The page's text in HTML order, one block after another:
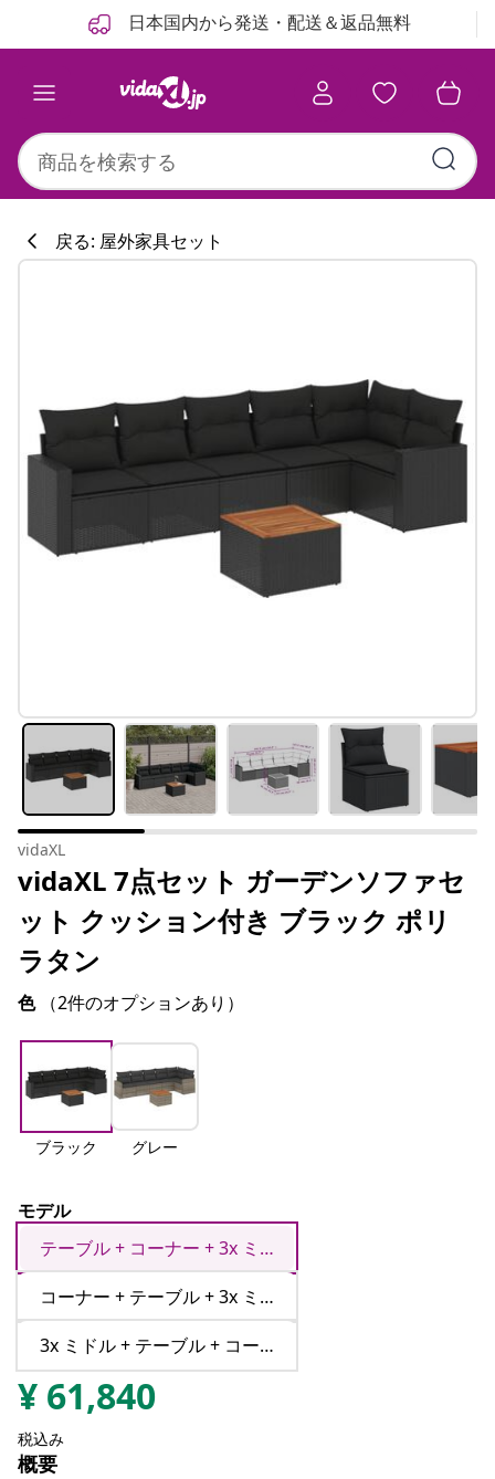
日本国内から発送・配送＆返品無料
戻る: 屋外家具セット
vidaXL
vidaXL 7点セット ガーデンソファセ
ット クッション付き ブラック ポリ
ラタン
色 （2件のオプションあり）
ブラック グレー
モデル
テーブル + コーナー + 3x ミドル
コーナー + テーブル + 3x ミドル
3x ミドル + テーブル + コーナー
¥ 61,840
税込み
概要